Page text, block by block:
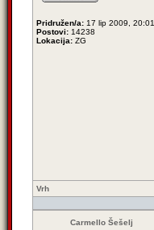
Pridružen/a: 17 lip 2009, 20:01
Postovi: 14238
Lokacija: ZG
Vrh
Carmello Šešelj